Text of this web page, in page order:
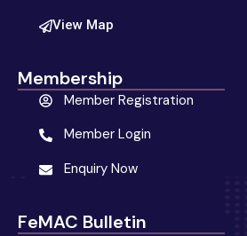
View Map
Membership
Member Registration
Member Login
Enquiry Now
FeMAC Bulletin